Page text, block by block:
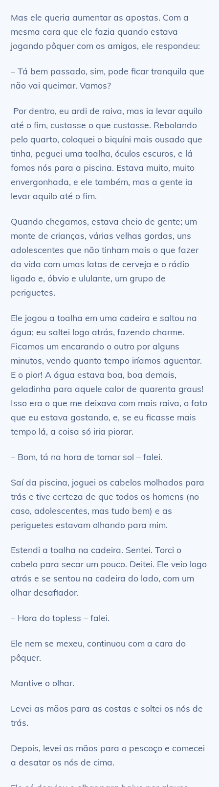
Mas ele queria aumentar as apostas. Com a
mesma cara que ele fazia quando estava
jogando pôquer com os amigos, ele respondeu:
– Tá bem passado, sim, pode ficar tranquila que
não vai queimar. Vamos?
Por dentro, eu ardi de raiva, mas ia levar aquilo
até o fim, custasse o que custasse. Rebolando
pelo quarto, coloquei o biquíni mais ousado que
tinha, peguei uma toalha, óculos escuros, e lá
fomos nós para a piscina. Estava muito, muito
envergonhada, e ele também, mas a gente ia
levar aquilo até o fim.
Quando chegamos, estava cheio de gente; um
monte de crianças, várias velhas gordas, uns
adolescentes que não tinham mais o que fazer
da vida com umas latas de cerveja e o rádio
ligado e, óbvio e ululante, um grupo de
periguetes.
Ele jogou a toalha em uma cadeira e saltou na
água; eu saltei logo atrás, fazendo charme.
Ficamos um encarando o outro por alguns
minutos, vendo quanto tempo iríamos aguentar.
E o pior! A água estava boa, boa demais,
geladinha para aquele calor de quarenta graus!
Isso era o que me deixava com mais raiva, o fato
que eu estava gostando, e, se eu ficasse mais
tempo lá, a coisa só iria piorar.
– Bom, tá na hora de tomar sol – falei.
Saí da piscina, joguei os cabelos molhados para
trás e tive certeza de que todos os homens (no
caso, adolescentes, mas tudo bem) e as
periguetes estavam olhando para mim.
Estendi a toalha na cadeira. Sentei. Torci o
cabelo para secar um pouco. Deitei. Ele veio logo
atrás e se sentou na cadeira do lado, com um
olhar desafiador.
– Hora do topless – falei.
Ele nem se mexeu, continuou com a cara do
pôquer.
Mantive o olhar.
Levei as mãos para as costas e soltei os nós de
trás.
Depois, levei as mãos para o pescoço e comecei
a desatar os nós de cima.